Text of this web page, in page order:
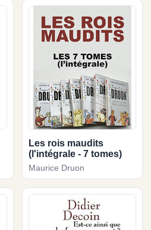
Les rois maudits
(l'intégrale - 7 tomes)
Maurice Druon